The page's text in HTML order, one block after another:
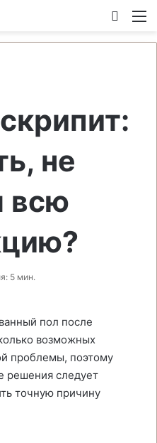
не
всю
5 мин.
пол после
возможных
проблемы, поэтому
решения следует
точную причину